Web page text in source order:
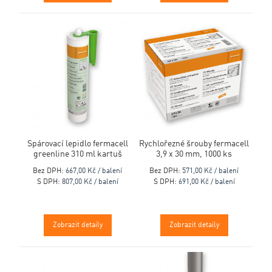
Spárovací lepidlo fermacell
greenline 310 ml kartuš
Bez DPH: 667,00 Kč / balení
S DPH: 807,00 Kč / balení
Zobrazit detaily
Rychlořezné šrouby fermacell
3,9 x 30 mm, 1000 ks
Bez DPH: 571,00 Kč / balení
S DPH: 691,00 Kč / balení
Zobrazit detaily